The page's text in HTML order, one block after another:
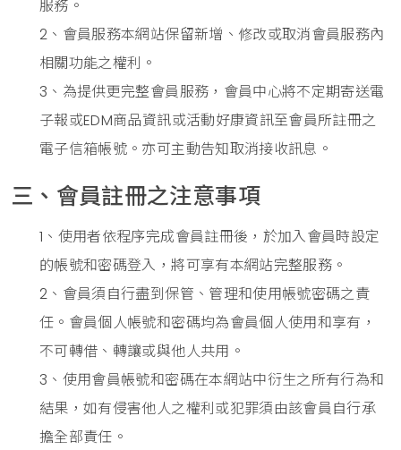
服務。
2、會員服務本網站保留新增、修改或取消會員服務內
相關功能之權利。
3、為提供更完整會員服務，會員中心將不定期寄送電
子報或EDM商品資訊或活動好康資訊至會員所註冊之
電子信箱帳號。亦可主動告知取消接收訊息。
三、會員註冊之注意事項
1、使用者依程序完成會員註冊後，於加入會員時設定
的帳號和密碼登入，將可享有本網站完整服務。
2、會員須自行盡到保管、管理和使用帳號密碼之責
任。會員個人帳號和密碼均為會員個人使用和享有，
不可轉借、轉讓或與他人共用。
3、使用會員帳號和密碼在本網站中衍生之所有行為和
結果，如有侵害他人之權利或犯罪須由該會員自行承
擔全部責任。